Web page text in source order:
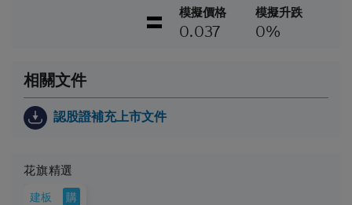
在觀察期內達到贖回價/贖回水平時，牛熊證將自動
終止。在該情況下，閣下將不會收到任何現金付款
品的性質及風險，如果情況適用，亦應徵詢其本人的
法律、稅務、會計、財務及其他專業顧問，確保任何
生的任何財務或其他方面的後果，Citigroup概不承擔
任何受託責任或法律責任。
模擬價格
0.037
模擬升跌
0%
相關文件
認股證補充上市文件
花旗精選
建板 購